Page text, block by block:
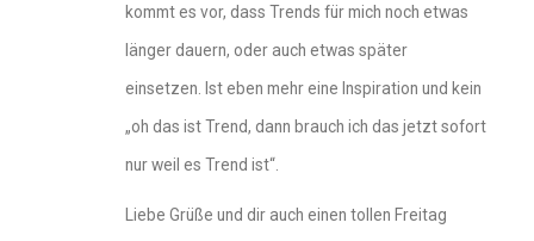
kommt es vor, dass Trends für mich noch etwas
länger dauern, oder auch etwas später
einsetzen. Ist eben mehr eine Inspiration und kein
„oh das ist Trend, dann brauch ich das jetzt sofort
nur weil es Trend ist“.
Liebe Grüße und dir auch einen tollen Freitag